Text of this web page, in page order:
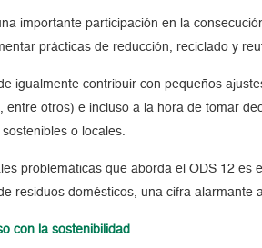
importante participación en la
prácticas de reducción, reciclado y
igualmente contribuir con pequeños
entre otros) e incluso a la hora de tomar
o locales.
problemáticas que aborda el ODS 12
residuos domésticos, una cifra
con la sostenibilidad